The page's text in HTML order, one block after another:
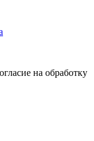
на обработку